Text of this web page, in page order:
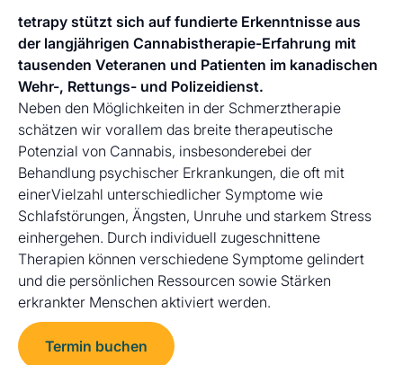
tetrapy stützt sich auf fundierte Erkenntnisse aus
der langjährigen Cannabistherapie-Erfahrung mit
tausenden Veteranen und Patienten im kanadischen
Wehr-, Rettungs- und Polizeidienst.
Neben den Möglichkeiten in der Schmerztherapie
schätzen wir vorallem das breite therapeutische
Potenzial von Cannabis, insbesonderebei der
Behandlung psychischer Erkrankungen, die oft mit
einerVielzahl unterschiedlicher Symptome wie
Schlafstörungen, Ängsten, Unruhe und starkem Stress
einhergehen. Durch individuell zugeschnittene
Therapien können verschiedene Symptome gelindert
und die persönlichen Ressourcen sowie Stärken
erkrankter Menschen aktiviert werden.
Termin buchen